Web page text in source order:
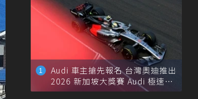
Audi 車主搶先報名 台灣奧迪推出
2026 新加坡大獎賽 Audi 極速之
旅